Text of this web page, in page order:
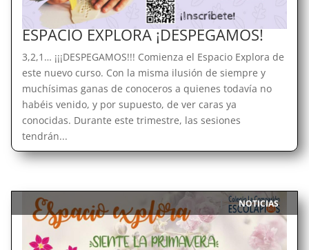
ESPACIO EXPLORA ¡DESPEGAMOS!
3,2,1… ¡¡¡DESPEGAMOS!!! Comienza el Espacio Explora de
este nuevo curso. Con la misma ilusión de siempre y
muchísimas ganas de conoceros a quienes todavía no
habéis venido, y por supuesto, de ver caras ya
conocidas. Durante este trimestre, las sesiones
tendrán...
NOTICIAS